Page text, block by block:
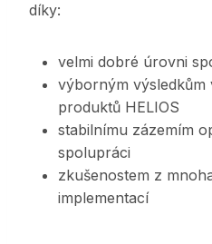
díky:
velmi dobré úrovni
výborným výsledkům
produktů HELIOS
stabilnímu zázemím
spolupráci
zkušenostem z
implementací